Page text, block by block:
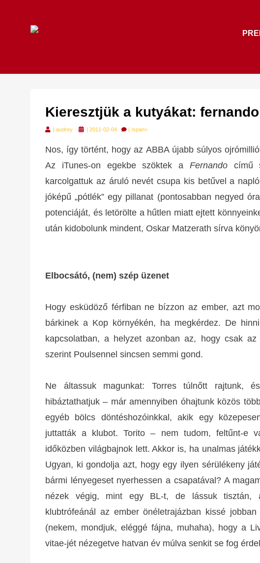
Kieresztjük a kutyákat:
| audrey
Posted
| 2011-02-04 | /span>
Nos, így történt, hogy az ABBA újabb súlyos
Az iTunes-on egekbe szöktek a Fernando című
karcolgattuk az áruló nevét csupa kis betűvel a
jóképű „pótlék” egy pillanat (pontosabban negyed
potenciáját, és letörölte a hűtlen miatt ejtett
után kidobolunk mindent, Oskar Matzerath sírva
Elbocsátó, (nem) szép üzenet
Hogy esküdöző férfiban ne bízzon az ember, azt
bárkinek a Kop környékén, ha megkérdez. De
kapcsolatban, a helyzet azonban az, hogy csak
szerint Poulsennel sincsen semmi gond.
Ne áltassuk magunkat: Torres túlnőtt rajtunk,
hibáztathatjuk – már amennyiben óhajtunk közös
egyéb bölcs döntéshozóinkkal, akik egy
juttatták a klubot. Torito – nem tudom, feltűnt-e
időközben világbajnok lett. Akkor is, ha unalmas
Ugyan, ki gondolja azt, hogy egy ilyen sérülékeny
bármi lényegeset nyerhessen a csapatával? A
nézek végig, mint egy BL-t, de lássuk tisztán,
klubtrófeánál az ember önéletrajázban kissé
(nekem, mondjuk, eléggé fájna, muhaha), hogy a
vitae-jét nézegetve hatvan év múlva senkit se fog